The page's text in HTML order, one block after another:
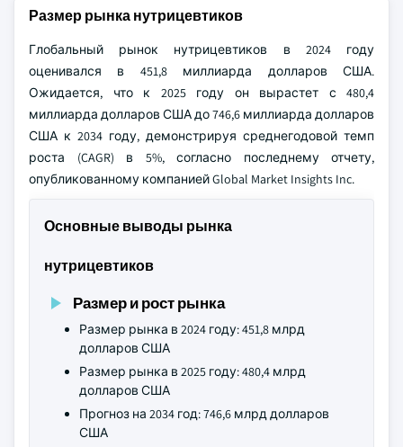
Размер рынка нутрицевтиков
Глобальный рынок нутрицевтиков в 2024 году
оценивался в 451,8 миллиарда долларов США.
Ожидается, что к 2025 году он вырастет с 480,4
миллиарда долларов США до 746,6 миллиарда долларов
США к 2034 году, демонстрируя среднегодовой темп
роста (CAGR) в 5%, согласно последнему отчету,
опубликованному компанией Global Market Insights Inc.
Основные выводы рынка
нутрицевтиков
Размер и рост рынка
Размер рынка в 2024 году: 451,8 млрд
долларов США
Размер рынка в 2025 году: 480,4 млрд
долларов США
Прогноз на 2034 год: 746,6 млрд долларов
США